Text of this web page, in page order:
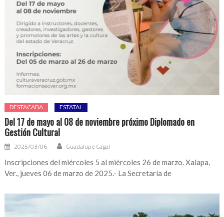
DESTACADA ESTATAL
Del 17 de mayo al 08 de noviembre próximo Diplomado en
Gestión Cultural
2025/03/06 Guadalupe Cagal
Inscripciones del miércoles 5 al miércoles 26 de marzo. Xalapa,
Ver., jueves 06 de marzo de 2025.- La Secretaría de